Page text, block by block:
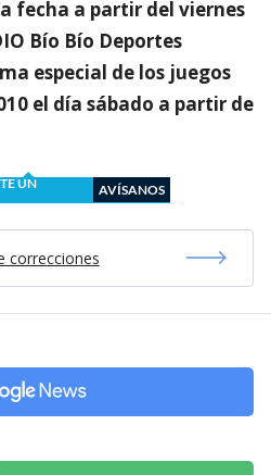
fecha a partir del viernes
Bío Bío Deportes
especial de los juegos
el día sábado a partir de
UN
AVÍSANOS
correcciones